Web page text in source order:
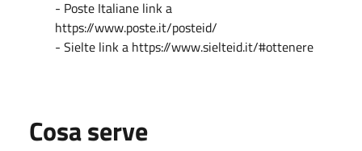
- Poste Italiane link a
https://www.poste.it/posteid/
- Sielte link a https://www.sielteid.it/#ottenere
Cosa serve